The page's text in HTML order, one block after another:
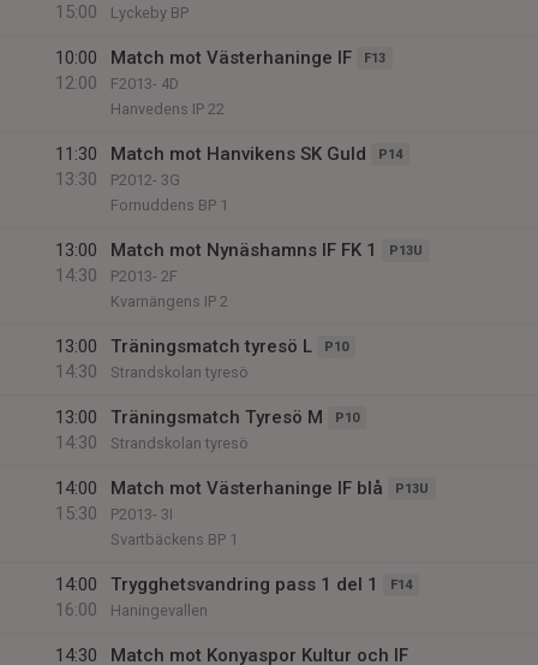
15:00
Lyckeby BP
10:00
12:00
Match mot Västerhaninge IF F13
F2013- 4D
Hanvedens IP 22
11:30
13:30
Match mot Hanvikens SK Guld P14
P2012- 3G
Fornuddens BP 1
13:00
14:30
Match mot Nynäshamns IF FK 1 P13U
P2013- 2F
Kvarnängens IP 2
13:00
14:30
Träningsmatch tyresö L P10
Strandskolan tyresö
13:00
14:30
Träningsmatch Tyresö M P10
Strandskolan tyresö
14:00
15:30
Match mot Västerhaninge IF blå P13U
P2013- 3I
Svartbäckens BP 1
14:00
16:00
Trygghetsvandring pass 1 del 1 F14
Haningevallen
14:30
Match mot Konyaspor Kultur och IF